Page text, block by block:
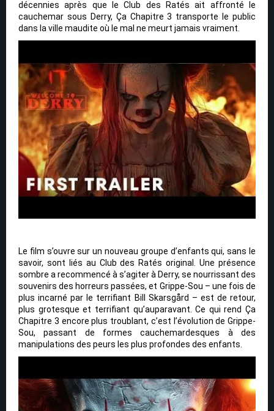
décennies après que le Club des Ratés ait affronté le
cauchemar sous Derry, Ça Chapitre 3 transporte le public
dans la ville maudite où le mal ne meurt jamais vraiment.
Le film s’ouvre sur un nouveau groupe d’enfants qui, sans le
savoir, sont liés au Club des Ratés original. Une présence
sombre a recommencé à s’agiter à Derry, se nourrissant des
souvenirs des horreurs passées, et Grippe-Sou – une fois de
plus incarné par le terrifiant Bill Skarsgård – est de retour,
plus grotesque et terrifiant qu’auparavant. Ce qui rend Ça
Chapitre 3 encore plus troublant, c’est l’évolution de Grippe-
Sou, passant de formes cauchemardesques à des
manipulations des peurs les plus profondes des enfants.